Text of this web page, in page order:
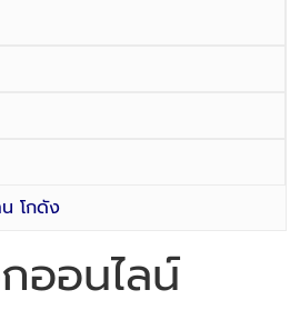
โกดัง
ออนไลน์